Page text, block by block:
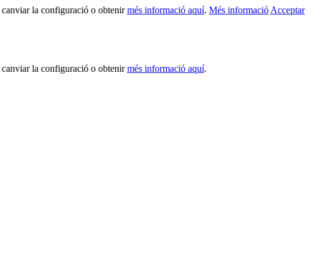
canviar la configuració o obtenirmés informació aquí. Més informació Acceptar
canviar la configuració o obtenirmés informació aquí.